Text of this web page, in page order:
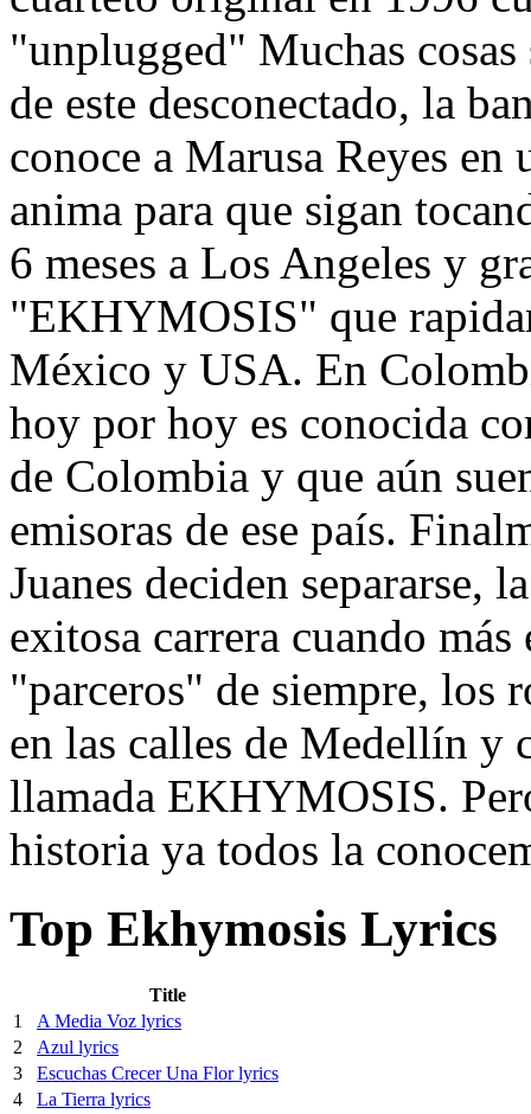
"unplugged" Muchas
de este desconectado, la
conoce a Marusa Reyes
anima para que sigan
6 meses a Los Angeles y
"EKHYMOSIS" que
México y USA. En
hoy por hoy es conocida
de Colombia y que aún
emisoras de ese país.
Juanes deciden separarse,
exitosa carrera cuando
"parceros" de siempre, los
en las calles de Medellín y
llamada EKHYMOSIS.
historia ya todos la
Top Ekhymosis Lyrics
Title
1
A Media Voz lyrics
2
Azul lyrics
3
Escuchas Crecer Una Flor lyrics
4
La Tierra lyrics